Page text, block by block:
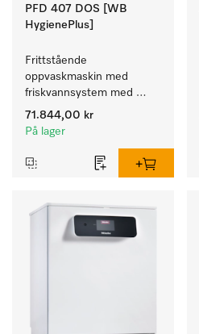
PFD 407 DOS [WB
HygienePlus]
Frittstående
oppvaskmaskin med
friskvannsystem med
kurver for pleiehjem,
barnehager og alle som
71.844,00 kr
På lager